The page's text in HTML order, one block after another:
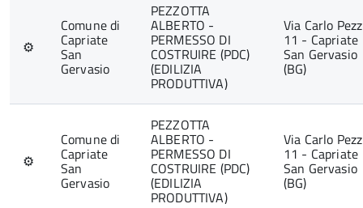
⚙
Comune di
Capriate
San
Gervasio
PEZZOTTA
ALBERTO -
PERMESSO DI
COSTRUIRE (PDC)
(EDILIZIA
PRODUTTIVA)
Via Carlo
11 - Capriate
San Gervasio
(BG)
⚙
Comune di
Capriate
San
Gervasio
PEZZOTTA
ALBERTO -
PERMESSO DI
COSTRUIRE (PDC)
(EDILIZIA
PRODUTTIVA)
Via Carlo
11 - Capriate
San Gervasio
(BG)